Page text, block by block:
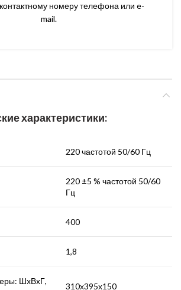
номеру телефона или e-
mail.
характеристики:
220 частотой 50/60 Гц
220 ±5 % частотой 50/60
Гц
400
1,8
ШхВхГ,
310х395х150